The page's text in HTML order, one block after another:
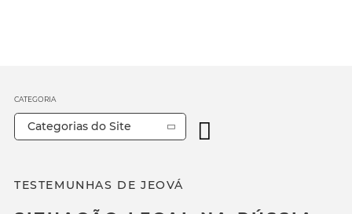
TESTEMUNHAS DE JEOVÁ
CATEGORIA
Categorias do Site